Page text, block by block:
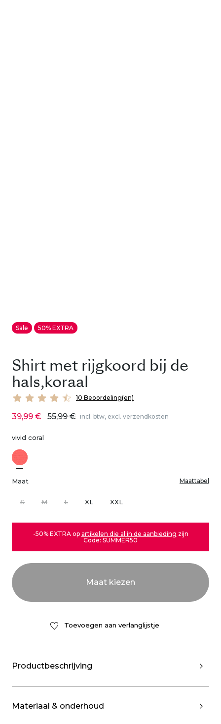
Sale 50% EXTRA
Shirt met rijgkoord bij de
hals,koraal
10 Beoordeling(en)
39,99 € 55,99 € incl. btw, excl. verzendkosten
vivid coral
Maat Maattabel
S M L XL XXL
-50% EXTRA op artikelen die al in de aanbieding zijn
Code: SUMMER50
Toevoegen aan verlanglijstje
Productbeschrijving
Materiaal & onderhoud